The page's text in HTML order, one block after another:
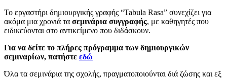
Το εργαστήρι δημιουργικής γραφής “Tabula Rasa” συνεχίζει για
ακόμα μια χρονιά τα σεμινάρια συγγραφής, με καθηγητές που
ειδικεύονται στο αντικείμενο που διδάσκουν.
Για να δείτε το πλήρες πρόγραμμα των δημιουργικών
σεμιναρίων, πατήστε εδώ
Όλα τα σεμινάρια της σχολής, πραγματοποιούνται διά ζώσης και εξ